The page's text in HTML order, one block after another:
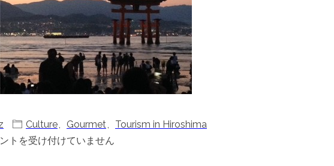
Culture, Gourmet,
Tourism in Hiroshima
トを受け付けていません